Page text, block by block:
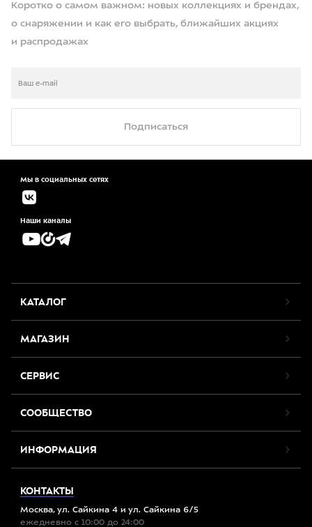
Коротко о самом важном: новых коллекциях и брендах,
о снаряжении и как его выбрать, ближайших акциях
и распродажах
Подписаться
Мы в социальных сетях
Наши каналы
КАТАЛОГ
МАГАЗИН
СЕРВИС
СООБЩЕСТВО
ИНФОРМАЦИЯ
КОНТАКТЫ
Москва, ул. Сайкина 4 и ул. Сайкина 6/5
ежедневно с 10:00 до 24:00